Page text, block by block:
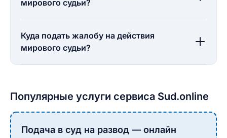
мирового судьи?
Куда подать жалобу на действия
мирового судьи?
Популярные услуги сервиса Sud.online
Подача в суд на развод — онлайн